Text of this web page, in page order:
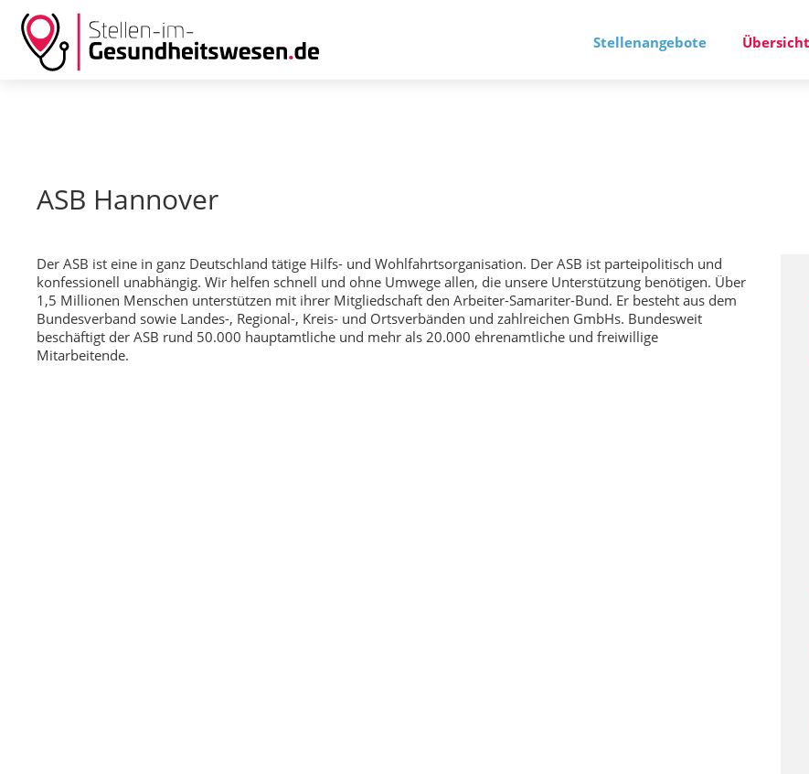
Stellenangebote
ASB Hannover
Der ASB ist eine in ganz Deutschland tätige Hilfs- und Wohlfahrtsorganisation. Der ASB ist parteipolitisch und
konfessionell unabhängig. Wir helfen schnell und ohne Umwege allen, die unsere Unterstützung benötigen. Über
1,5 Millionen Menschen unterstützen mit ihrer Mitgliedschaft den Arbeiter-Samariter-Bund. Er besteht aus dem
Bundesverband sowie Landes-, Regional-, Kreis- und Ortsverbänden und zahlreichen GmbHs. Bundesweit
beschäftigt der ASB rund 50.000 hauptamtliche und mehr als 20.000 ehrenamtliche und freiwillige
Mitarbeitende.